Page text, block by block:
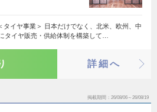
タイヤ事業＞ 日本だけでなく、北米、欧州、中
タイヤ販売・供給体制を構築して…
詳細へ
掲載期間 26/08/06～26/08/19